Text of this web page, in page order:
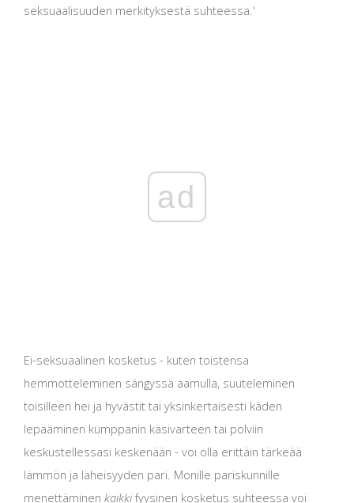
seksuaalisuuden merkityksestä suhteessa.'
ad
Ei-seksuaalinen kosketus - kuten toistensa
hemmotteleminen sängyssä aamulla, suuteleminen
toisilleen hei ja hyvästit tai yksinkertaisesti käden
lepääminen kumppanin käsivarteen tai polviin
keskustellessasi keskenään - voi olla erittäin tärkeää
lämmön ja läheisyyden pari. Monille pariskunnille
menettäminen kaikkifyysinen kosketus suhteessa voi